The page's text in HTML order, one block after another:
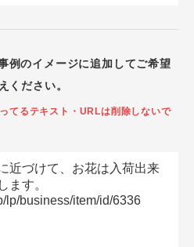
例のイメージに追加してご希望
ください。
てるテキスト・URLは削除しないで